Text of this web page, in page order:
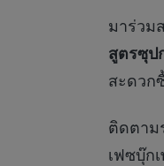
มาร่วม
สูตรซุป
สะดวก
ติดตาม
เฟซบุ๊ก